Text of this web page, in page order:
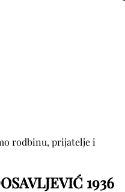
rodbinu, prijatelje i
1936